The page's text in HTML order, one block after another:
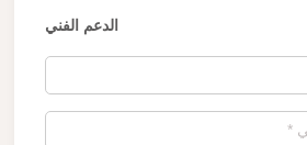
الدعم الفني